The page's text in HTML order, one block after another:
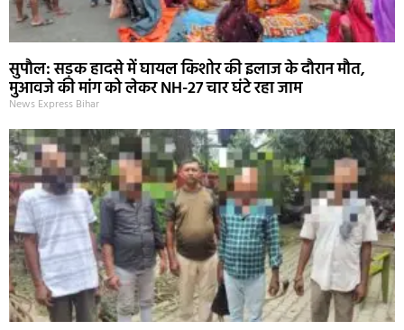
सुपौल: सड़क हादसे में घायल किशोर की इलाज के दौरान मौत,
मुआवजे की मांग को लेकर NH-27 चार घंटे रहा जाम
News Express Bihar